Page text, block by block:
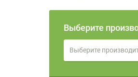
Выберите
Выберите